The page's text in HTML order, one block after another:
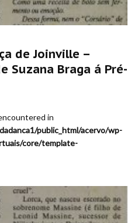
de Joinville –
Suzana Braga á Pré-
in
public_html/acervo/wp-
core/template-